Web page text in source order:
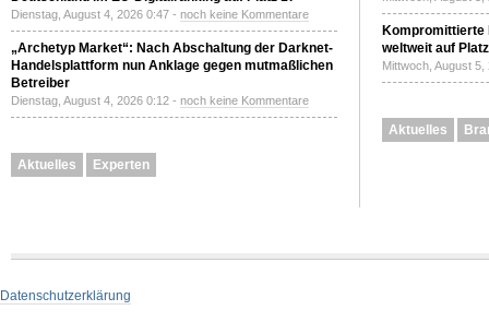
Dienstag, August 4, 2026 0:47 - noch keine Kommentare
„Archetyp Market“: Nach Abschaltung der Darknet-
Handelsplattform nun Anklage gegen mutmaßlichen
Betreiber
Dienstag, August 4, 2026 0:12 - noch keine Kommentare
Aktuelles Experten
Kompromittierte
weltweit auf
Mittwoch, August
Aktuelles
Datenschutzerklärung